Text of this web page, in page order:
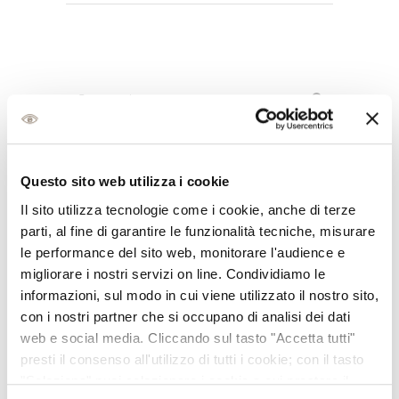
Questo sito web utilizza i cookie
Il sito utilizza tecnologie come i cookie, anche di terze
parti, al fine di garantire le funzionalità tecniche, misurare
le performance del sito web, monitorare l'audience e
migliorare i nostri servizi on line. Condividiamo le
informazioni, sul modo in cui viene utilizzato il nostro sito,
con i nostri partner che si occupano di analisi dei dati
web e social media. Cliccando sul tasto "Accetta tutti"
presti il consenso all'utilizzo di tutti i cookie; con il tasto
"Seleziona" puoi selezionare i cookie a cui prestare il
News e promo recenti
FESTEGGIAMO
INSIEME IL NOSTRO
55° COMPLEANNO!
11 Novembre, 2025
NUOVE PRECISION